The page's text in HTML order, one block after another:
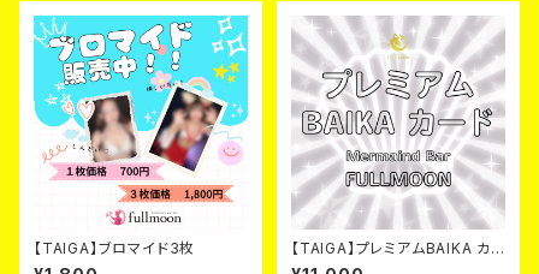
【TAIGA】ブロマイド3枚
【TAIGA】プレミアムBAIKA カ
ード